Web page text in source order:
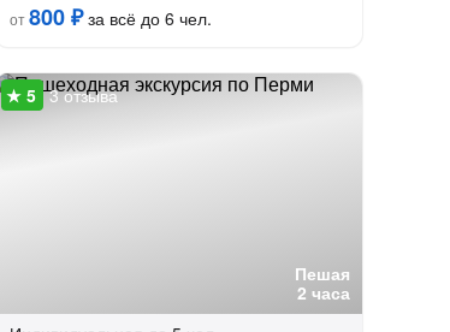
от800 ₽за всё до 6 чел.
Пешая
2 часа
3 отзыва